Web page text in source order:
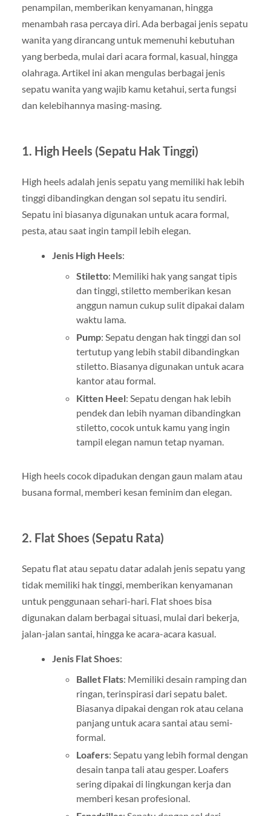
penampilan, memberikan kenyamanan, hingga
menambah rasa percaya diri. Ada berbagai jenis sepatu
wanita yang dirancang untuk memenuhi kebutuhan
yang berbeda, mulai dari acara formal, kasual, hingga
olahraga. Artikel ini akan mengulas berbagai jenis
sepatu wanita yang wajib kamu ketahui, serta fungsi
dan kelebihannya masing-masing.
1. High Heels (Sepatu Hak Tinggi)
High heels adalah jenis sepatu yang memiliki hak lebih
tinggi dibandingkan dengan sol sepatu itu sendiri.
Sepatu ini biasanya digunakan untuk acara formal,
pesta, atau saat ingin tampil lebih elegan.
Jenis High Heels:
Stiletto: Memiliki hak yang sangat tipis
dan tinggi, stiletto memberikan kesan
anggun namun cukup sulit dipakai dalam
waktu lama.
Pump: Sepatu dengan hak tinggi dan sol
tertutup yang lebih stabil dibandingkan
stiletto. Biasanya digunakan untuk acara
kantor atau formal.
Kitten Heel: Sepatu dengan hak lebih
pendek dan lebih nyaman dibandingkan
stiletto, cocok untuk kamu yang ingin
tampil elegan namun tetap nyaman.
High heels cocok dipadukan dengan gaun malam atau
busana formal, memberi kesan feminim dan elegan.
2. Flat Shoes (Sepatu Rata)
Sepatu flat atau sepatu datar adalah jenis sepatu yang
tidak memiliki hak tinggi, memberikan kenyamanan
untuk penggunaan sehari-hari. Flat shoes bisa
digunakan dalam berbagai situasi, mulai dari bekerja,
jalan-jalan santai, hingga ke acara-acara kasual.
Jenis Flat Shoes:
Ballet Flats: Memiliki desain ramping dan
ringan, terinspirasi dari sepatu balet.
Biasanya dipakai dengan rok atau celana
panjang untuk acara santai atau semi-
formal.
Loafers: Sepatu yang lebih formal dengan
desain tanpa tali atau gesper. Loafers
sering dipakai di lingkungan kerja dan
memberi kesan profesional.